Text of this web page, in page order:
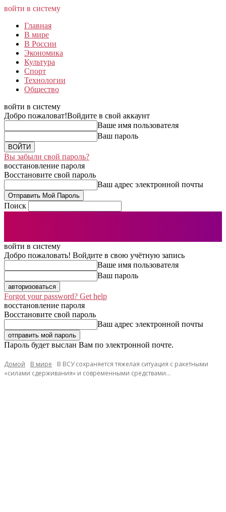
войти в систему
Главная
В мире
В России
Экономика
Культура
Спорт
Технологии
Общество
войти в систему
Добро пожаловат!Войдите в свой аккаунт
Ваше имя пользователя
Ваш пароль
Вы забыли свой пароль?
восстановление пароля
Восстановите свой пароль
Ваш адрес электронной почты
Поиск
войти в систему
Добро пожаловать! Войдите в свою учётную запись
Ваше имя пользователя
Ваш пароль
Forgot your password? Get help
восстановление пароля
Восстановите свой пароль
Ваш адрес электронной почты
Пароль будет выслан Вам по электронной почте.
Домой В мире
В ВСУ сохраняется тяжелая ситуация с ракетными
«силами сдерживания» и современными средствами...